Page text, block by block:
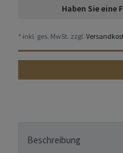
Haben Sie eine
* inkl. ges. MwSt. zzgl.
Beschreibung